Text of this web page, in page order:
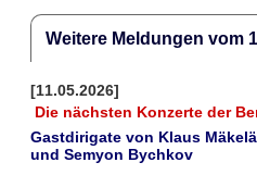
Weitere Meldungen vom
[11.05.2026]
Die nächsten Konzerte der
Gastdirigate von Klaus
und Semyon Bychkov